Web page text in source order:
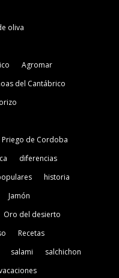
oliva
Agromar
del Cantábrico
Priego de Cordoba
diferencias
historia
Jamón
Oro del desierto
Recetas
salami
salchichon